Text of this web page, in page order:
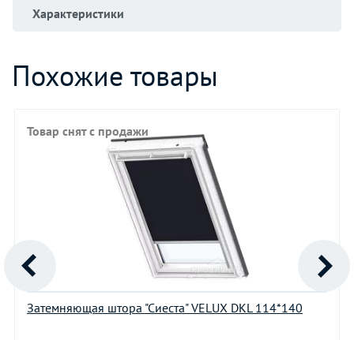
Характеристики
Похожие товары
Затемняющая штора "Сиеста" VELUX DKL 114*140
Товар снят с продажи